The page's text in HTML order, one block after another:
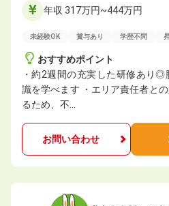
年収 317万円~444万円
未経験OK 賞与あり 学歴不問
おすすめポイント
・約2週間の充実した研修あり
識を学べます ・エリア責任者と
るため、不…
お問い合わせ